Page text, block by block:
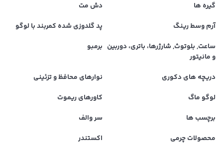
گیره ها
دش مت
آرم وسط رینگ
پد گلدوزی شده کمربند با لوگو
ساعت, بلوتوث, شارژرها، باتری، دوربین
و مانیتور
برمبو
دریچه های دکوری
نوارهای محافظ و تزئینی
لوگو ماگ
کاورهای ریموت
برچسب ها
سر والف
محصولات چرمی
اکستندر